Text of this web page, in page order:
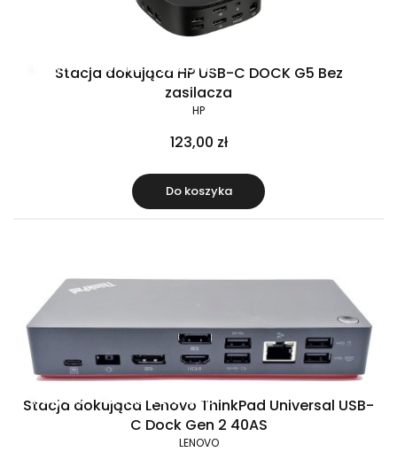
Raty 0% Gratis w zestawie
Stacja dokująca HP USB-C DOCK G5 Bez
zasilacza
HP
123,00 zł
Do koszyka
Raty 0% Gratis w zestawie
Stacja dokująca Lenovo ThinkPad Universal USB-
C Dock Gen 2 40AS
LENOVO